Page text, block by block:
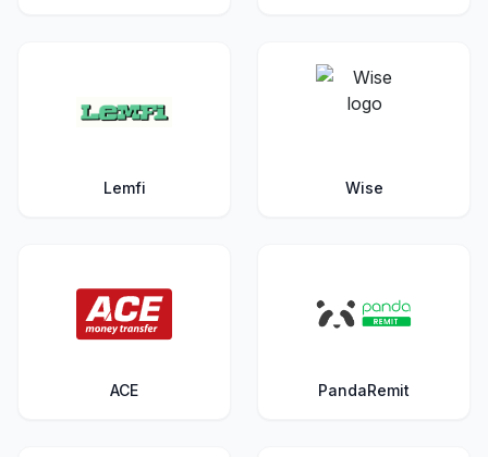
Lemfi Wise
ACE PandaRemit